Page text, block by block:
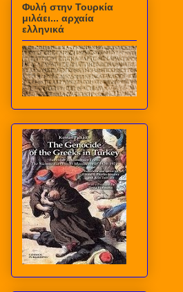
Φυλή στην Τουρκία
μιλάει... αρχαία
ελληνικά